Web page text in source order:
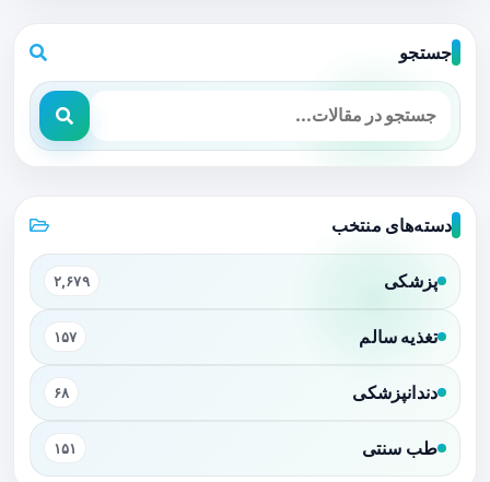
جستجو
دسته‌های منتخب
پزشکی ۲,۶۷۹
تغذیه سالم ۱۵۷
دندانپزشکی ۶۸
طب سنتی ۱۵۱